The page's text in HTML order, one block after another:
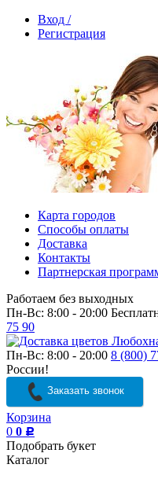
Вход /
Регистрация
Карта городов
Способы оплаты
Доставка
Контакты
Партнерская
Работаем без выходных
Пн-Вс: 8:00 - 20:00
75 90
Пн-Вс: 8:00 - 20:00 8 (800)
России!
Заказать звонок
Корзина
0 0 Р
Подобрать букет
Каталог